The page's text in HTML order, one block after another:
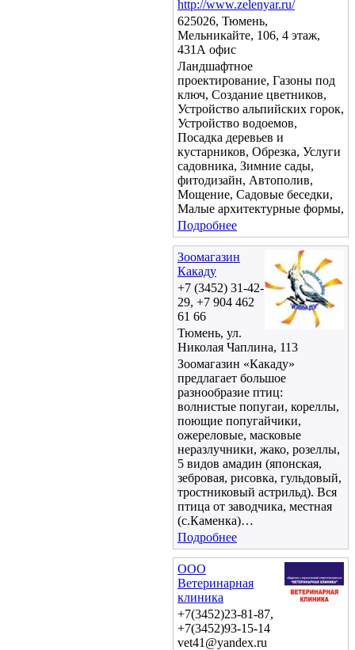
http://www.zelenyar.ru/
625026, Тюмень,
Мельникайте, 106, 4 этаж,
431А офис
Ландшафтное
проектирование, Газоны под
ключ, Создание цветников,
Устройство альпийских горок,
Устройство водоемов,
Посадка деревьев и
кустарников, Обрезка, Услуги
садовника, Зимние сады,
фитодизайн, Автополив,
Мощение, Садовые беседки,
Малые архитектурные формы,
Подробнее
Зоомагазин
Какаду
+7 (3452) 31-42-
29, +7 904 462
61 66
Тюмень, ул.
Николая Чаплина, 113
Зоомагазин «Какаду»
предлагает большое
разнообразие птиц:
волнистые попугаи, кореллы,
поющие попугайчики,
ожереловые, масковые
неразлучники, жако, розеллы,
5 видов амадин (японская,
зебровая, рисовка, гульдовый,
тростниковый астрильд). Вся
птица от заводчика, местная
(с.Каменка)…
Подробнее
ООО
Ветеринарная
клиника
+7(3452)23-81-87,
+7(3452)93-15-14
vet41@yandex.ru